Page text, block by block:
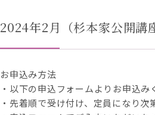
2024年2月（杉本家公開講
お申込み方法
・以下の申込フォームよりお申込み
・先着順で受け付け、定員になり次